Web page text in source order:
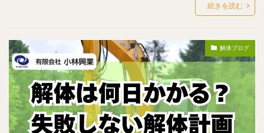
続きを読む
解体ブログ